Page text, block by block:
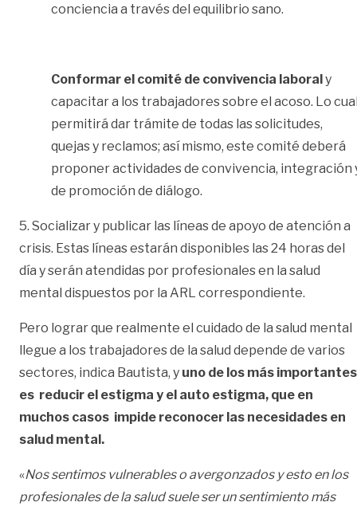
conciencia a través del equilibrio sano.
Conformar el comité de convivencia laboraly
capacitar a los trabajadores sobre el acoso. Lo
permitirá dar trámite de todas las solicitudes,
quejas y reclamos; así mismo, este comité deberá
proponer actividades de convivencia, integración
de promoción de diálogo.
5. Socializar y publicar las líneas de apoyo de atención a
crisis. Estas líneas estarán disponibles las 24 horas del
día y serán atendidas por profesionales en la salud
mental dispuestos por la ARL correspondiente.
Pero lograr que realmente el cuidado de la salud mental
llegue a los trabajadores de la salud depende de varios
sectores, indica Bautista, y uno de los más importantes
es reducir el estigma y el auto estigma, que en
muchos casos impide reconocer las necesidades en
salud mental.
«Nos sentimos vulnerables o avergonzados y esto en los
profesionales de la salud suele ser un sentimiento más